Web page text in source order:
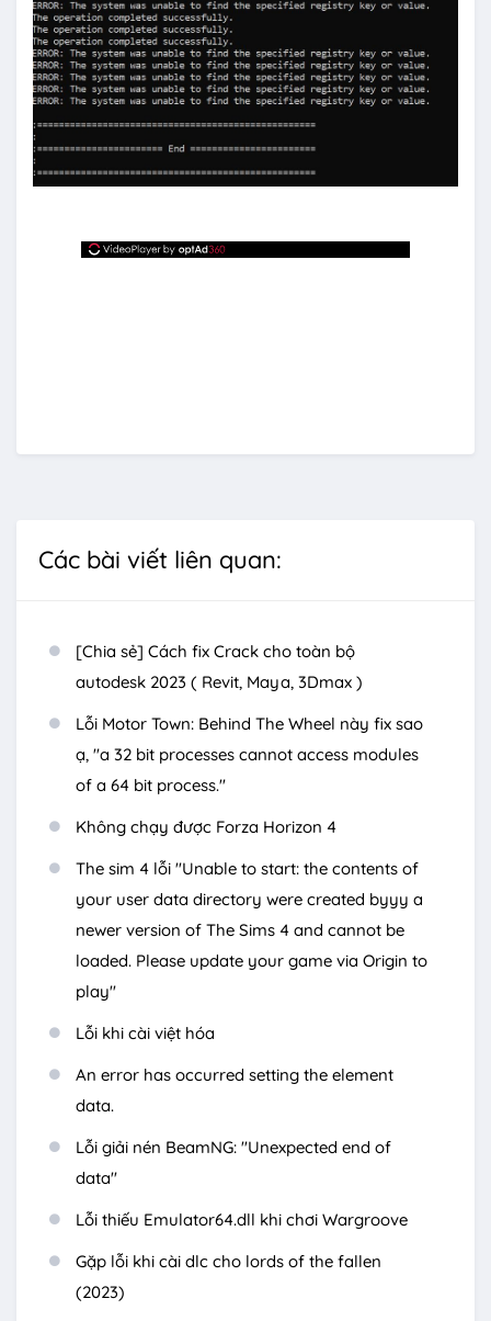
Các bài viết liên quan:
[Chia sẻ] Cách fix Crack cho toàn bộ
autodesk 2023 ( Revit, Maya, 3Dmax )
Lỗi Motor Town: Behind The Wheel này fix sao
ạ, "a 32 bit processes cannot access modules
of a 64 bit process."
Không chạy được Forza Horizon 4
The sim 4 lỗi "Unable to start: the contents of
your user data directory were created byyy a
newer version of The Sims 4 and cannot be
loaded. Please update your game via Origin to
play"
Lỗi khi cài việt hóa
An error has occurred setting the element
data.
Lỗi giải nén BeamNG: "Unexpected end of
data"
Lỗi thiếu Emulator64.dll khi chơi Wargroove
Gặp lỗi khi cài dlc cho lords of the fallen
(2023)